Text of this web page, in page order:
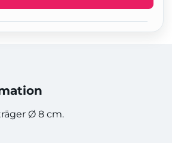
Ø 8 cm.